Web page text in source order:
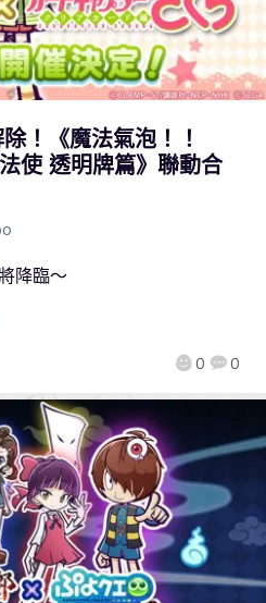
！《魔法氣泡！！
使 透明牌篇》聯動合
0 0
降臨～